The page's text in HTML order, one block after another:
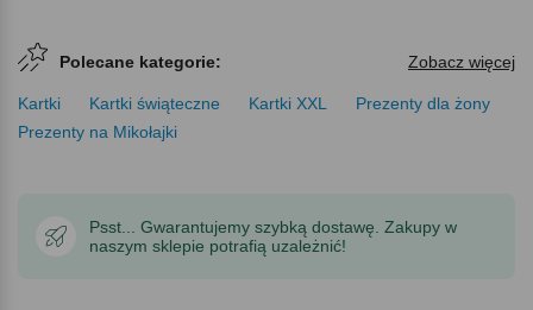
Polecane kategorie: Zobacz więcej
Kartki Kartki świąteczne Kartki XXL
Prezenty dla żony
Prezenty na Mikołajki
Psst... Gwarantujemy szybką dostawę. Zakupy w
naszym sklepie potrafią uzależnić!